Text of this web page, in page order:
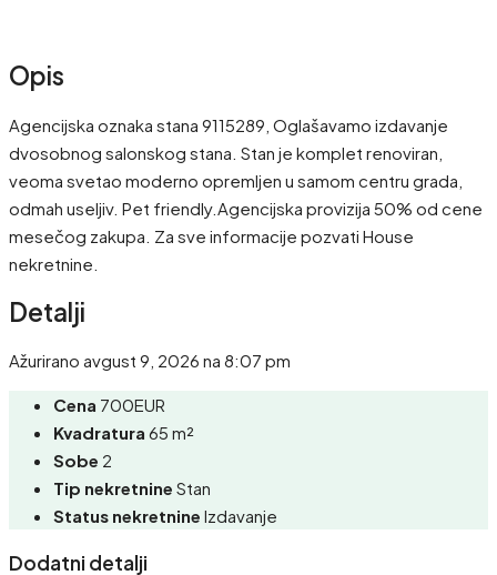
Opis
Agencijska oznaka stana 9115289, Oglašavamo izdavanje
dvosobnog salonskog stana. Stan je komplet renoviran,
veoma svetao moderno opremljen u samom centru grada,
odmah useljiv. Pet friendly.Agencijska provizija 50% od cene
mesečog zakupa. Za sve informacije pozvati House
nekretnine.
Detalji
Ažurirano avgust 9, 2026 na 8:07 pm
Cena 700EUR
Kvadratura 65 m²
Sobe 2
Tip nekretnine Stan
Status nekretnine Izdavanje
Dodatni detalji